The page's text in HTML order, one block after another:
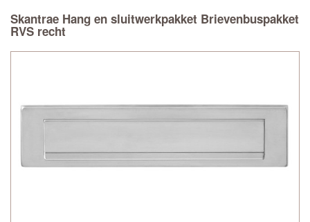
Skantrae Hang en sluitwerkpakket Brievenbuspakket
RVS recht